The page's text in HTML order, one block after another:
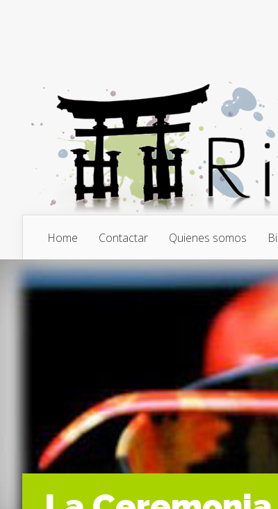
Home Contactar Quienes somos